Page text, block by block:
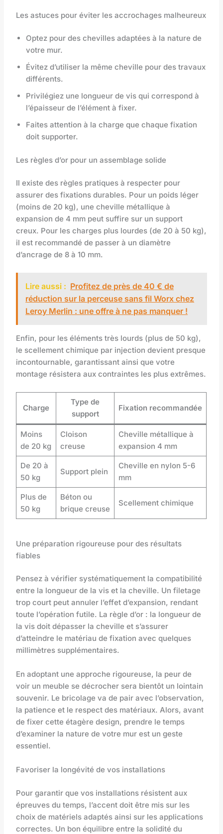
Les astuces pour éviter les accrochages malheureux
Optez pour des chevilles adaptées à la nature de
votre mur.
Évitez d’utiliser la même cheville pour des travaux
différents.
Privilégiez une longueur de vis qui correspond à
l’épaisseur de l’élément à fixer.
Faites attention à la charge que chaque fixation
doit supporter.
Les règles d’or pour un assemblage solide
Il existe des règles pratiques à respecter pour
assurer des fixations durables. Pour un poids léger
(moins de 20 kg), une cheville métallique à
expansion de 4 mm peut suffire sur un support
creux. Pour les charges plus lourdes (de 20 à 50 kg),
il est recommandé de passer à un diamètre
d’ancrage de 8 à 10 mm.
Lire aussi : Profitez de près de 40 € de
réduction sur la perceuse sans fil Worx chez
Leroy Merlin : une offre à ne pas manquer !
Enfin, pour les éléments très lourds (plus de 50 kg),
le scellement chimique par injection devient presque
incontournable, garantissant ainsi que votre
montage résistera aux contraintes les plus extrêmes.
Charge
Type de
support
Fixation recommandée
Moins
de 20 kg
Cloison
creuse
Cheville métallique à
expansion 4 mm
De 20 à
50 kg
Support plein
Cheville en nylon 5-6
mm
Plus de
50 kg
Béton ou
brique creuse
Scellement chimique
Une préparation rigoureuse pour des résultats
fiables
Pensez à vérifier systématiquement la compatibilité
entre la longueur de la vis et la cheville. Un filetage
trop court peut annuler l’effet d’expansion, rendant
toute l’opération futile. La règle d’or : la longueur de
la vis doit dépasser la cheville et s’assurer
d’atteindre le matériau de fixation avec quelques
millimètres supplémentaires.
En adoptant une approche rigoureuse, la peur de
voir un meuble se décrocher sera bientôt un lointain
souvenir. Le bricolage va de pair avec l’observation,
la patience et le respect des matériaux. Alors, avant
de fixer cette étagère design, prendre le temps
d’examiner la nature de votre mur est un geste
essentiel.
Favoriser la longévité de vos installations
Pour garantir que vos installations résistent aux
épreuves du temps, l’accent doit être mis sur les
choix de matériels adaptés ainsi sur les applications
correctes. Un bon équilibre entre la solidité du